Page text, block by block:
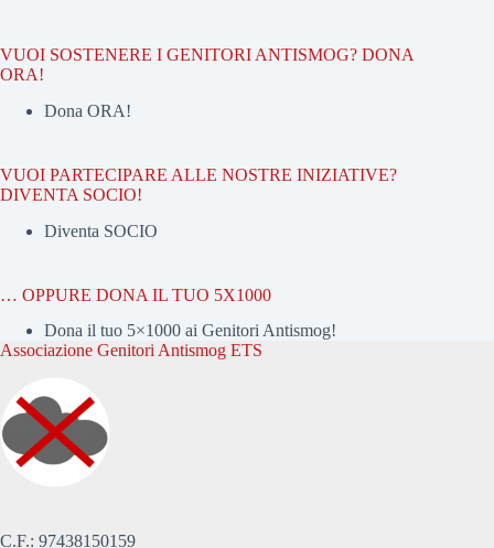
VUOI SOSTENERE I GENITORI ANTISMOG? DONA
ORA!
Dona ORA!
VUOI PARTECIPARE ALLE NOSTRE INIZIATIVE?
DIVENTA SOCIO!
Diventa SOCIO
… OPPURE DONA IL TUO 5X1000
Dona il tuo 5×1000 ai Genitori Antismog!
Associazione Genitori Antismog ETS
C.F.: 97438150159